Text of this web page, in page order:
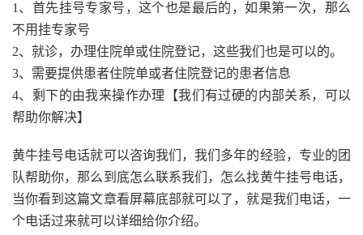
1、首先挂号专家号，这个也是最后的，如果第一次，那么
不用挂专家号
2、就诊，办理住院单或住院登记，这些我们也是可以的。
3、需要提供患者住院单或者住院登记的患者信息
4、剩下的由我来操作办理【我们有过硬的内部关系，可以
帮助你解决】
黄牛挂号电话就可以咨询我们，我们多年的经验，专业的团
队帮助你，那么到底怎么联系我们，怎么找黄牛挂号电话，
当你看到这篇文章看屏幕底部就可以了，就是我们电话，一
个电话过来就可以详细给你介绍。